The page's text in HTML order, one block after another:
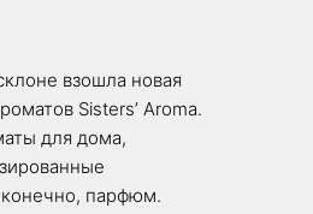
взошла новая
Sisters’ Aroma.
для дома,
конечно, парфюм.